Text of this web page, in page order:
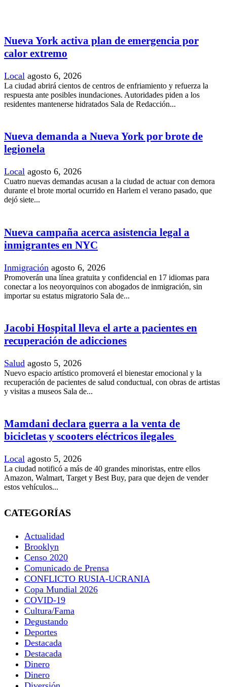
Nueva York activa plan de emergencia por
calor extremo
Local agosto 6, 2026
La ciudad abrirá cientos de centros de enfriamiento y refuerza la
respuesta ante posibles inundaciones. Autoridades piden a los
residentes mantenerse hidratados Sala de Redacción...
Nueva demanda a Nueva York por brote de
legionela
Local agosto 6, 2026
Cuatro nuevas demandas acusan a la ciudad de actuar con demora
durante el brote mortal ocurrido en Harlem el verano pasado, que
dejó siete...
Nueva campaña acerca asistencia legal a
inmigrantes en NYC
Inmigración agosto 6, 2026
Promoverán una línea gratuita y confidencial en 17 idiomas para
conectar a los neoyorquinos con abogados de inmigración, sin
importar su estatus migratorio Sala de...
Jacobi Hospital lleva el arte a pacientes en
recuperación de adicciones
Salud agosto 5, 2026
Nuevo espacio artístico promoverá el bienestar emocional y la
recuperación de pacientes de salud conductual, con obras de artistas
y visitas a museos Sala de...
Mamdani declara guerra a la venta de
bicicletas y scooters eléctricos ilegales
Local agosto 5, 2026
La ciudad notificó a más de 40 grandes minoristas, entre ellos
Amazon, Walmart, Target y Best Buy, para que dejen de vender
estos vehículos...
CATEGORÍAS
Actualidad
Brooklyn
Censo 2020
Comunicado de Prensa
CONFLICTO RUSIA-UCRANIA
Copa Mundial 2026
COVID-19
Cultura/Fama
Degustando
Deportes
Destacada
Destacada
Dinero
Dinero